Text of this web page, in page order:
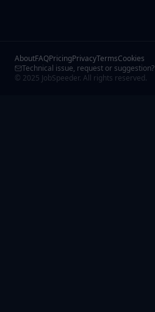
AboutFAQPricingPrivacyTermsCookies
Technical issue, request or suggestion?
© 2025 JobSpeeder. All rights reserved.